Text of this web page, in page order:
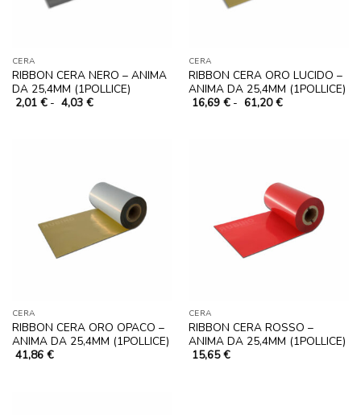
CERA
RIBBON CERA NERO – ANIMA
DA 25,4MM (1POLLICE)
2,01 € - 4,03 €Fascia
CERA
RIBBON CERA ORO LUCIDO –
ANIMA DA 25,4MM (1POLLICE)
16,69 € - 61,20€Fascia
CERA
RIBBON CERA ORO OPACO –
ANIMA DA 25,4MM (1POLLICE)
41,86 €
CERA
RIBBON CERA ROSSO –
ANIMA DA 25,4MM (1POLLICE)
15,65€